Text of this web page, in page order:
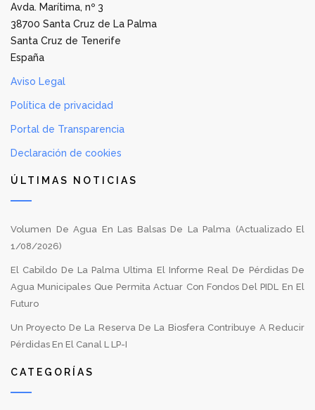
Avda. Marítima, nº 3
38700 Santa Cruz de La Palma
Santa Cruz de Tenerife
España
Aviso Legal
Política de privacidad
Portal de Transparencia
Declaración de cookies
ÚLTIMAS NOTICIAS
Volumen De Agua En Las Balsas De La Palma (Actualizado El
1/08/2026)
El Cabildo De La Palma Ultima El Informe Real De Pérdidas De
Agua Municipales Que Permita Actuar Con Fondos Del PIDL En El
Futuro
Un Proyecto De La Reserva De La Biosfera Contribuye A Reducir
Pérdidas En El Canal L LP-I
CATEGORÍAS